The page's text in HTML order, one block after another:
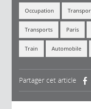
Occupation
Transports Paris
Train Automobile
Partager cet article